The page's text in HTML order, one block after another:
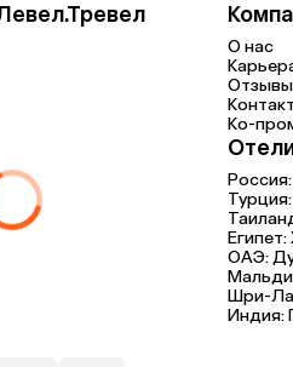
О нас
Ко-
Россия:
Турция:
Египет:
ОАЭ:
Шри-
Индия: